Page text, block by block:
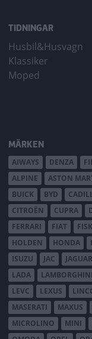
TIDNINGAR
Husbil&Husvagn
Klassiker
Moped
MÄRKEN
AIWAYS DENZA
ALPINE
ASTON
BUICK
BYD
CITROËN
CUPRA
FERRARI
FIAT
HOLDEN
HONDA
ISUZU
JAC JAGUAR
LADA
LAMBORGHINI
LEVC
LEXUS
MASERATI
MAXUS
MICROLINO
MINI